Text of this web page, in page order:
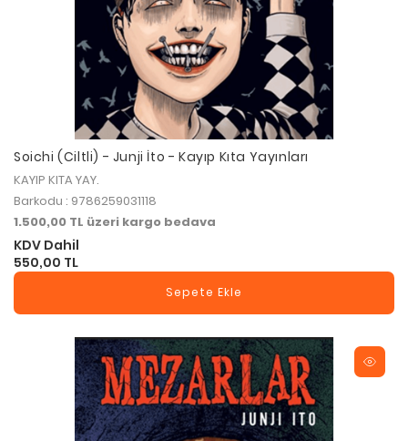
Soichi (Ciltli) - Junji İto - Kayıp Kıta Yayınları
KAYIP KITA YAY.
Barkodu : 9786259031118
1.500,00 TL üzeri kargo bedava
KDV Dahil
550,00 TL
Sepete Ekle